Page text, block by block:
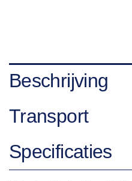
Beschrijving
Transport
Specificaties